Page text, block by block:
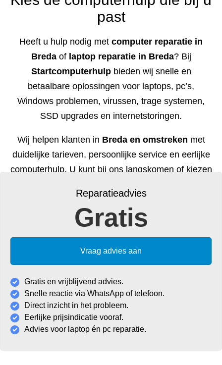
past
Heeft u hulp nodig met computer reparatie in
Bredaof laptop reparatie in Breda? Bij
Startcomputerhulpbieden wij snelle en
betaalbare oplossingen voor laptops, pc’s,
Windows problemen, virussen, trage systemen,
SSD upgrades en internetstoringen.
Wij helpen klanten in Breda en omstreken met
duidelijke tarieven, persoonlijke service en eerlijke
computerhulp. U kunt bij ons langskomen of kiezen
Reparatieadvies
Gratis
Vraag advies aan
Gratis en vrijblijvend advies.
Snelle reactie via WhatsApp of telefoon.
Direct inzicht in het probleem.
Eerlijke prijsindicatie vooraf.
Advies voor laptop én pc reparatie.